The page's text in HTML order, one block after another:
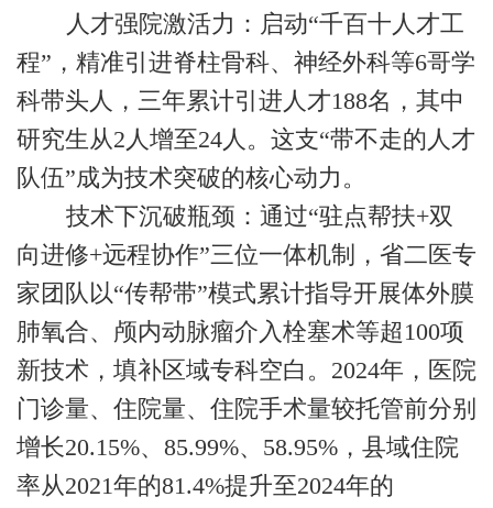
人才强院激活力：启动“千百十人才工
程”，精准引进脊柱骨科、神经外科等6哥学
科带头人，三年累计引进人才188名，其中
研究生从2 人增至24 人。这支“带不走的人才
队伍”成为技术突破的核心动力。
技术下沉破瓶颈：通过“驻点帮扶+双
向进修+远程协作”三位一体机制，省二医专
家团队以“传帮带”模式累计指导开展体外膜
肺氧合、颅内动脉瘤介入栓塞术等超 100项
新技术，填补区域专科空白。 2024年，医院
门诊量、住院量、住院手术量较托管前分别
增长20.15%、 85.99%、 58.95% ，县域住院
率从2021年的81.4%提升至2024年的